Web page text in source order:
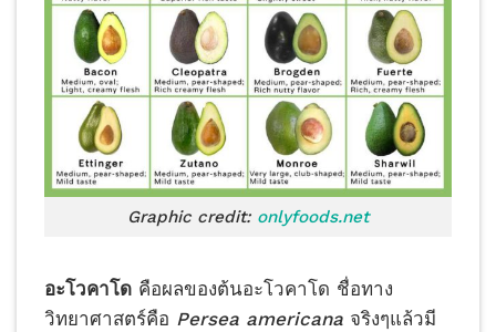
Graphic credit: onlyfoods.net
อะโวคาโด คือผลของต้นอะโวคาโด ชื่อทาง
วิทยาศาสตร์คือ Persea americana จริงๆแล้วมี